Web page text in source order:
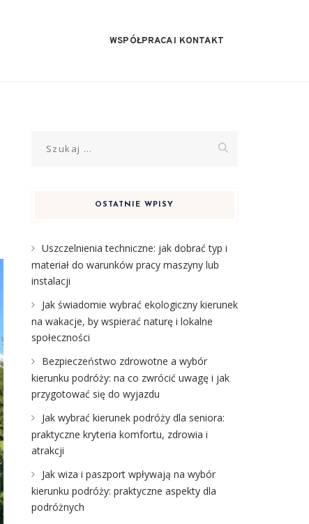
WSPÓŁPRACA I KONTAKT
OSTATNIE WPISY
Uszczelnienia techniczne: jak dobrać typ i
materiał do warunków pracy maszyny lub
instalacji
Jak świadomie wybrać ekologiczny kierunek
na wakacje, by wspierać naturę i lokalne
społeczności
Bezpieczeństwo zdrowotne a wybór
kierunku podróży: na co zwrócić uwagę i jak
przygotować się do wyjazdu
Jak wybrać kierunek podróży dla seniora:
praktyczne kryteria komfortu, zdrowia i
atrakcji
Jak wiza i paszport wpływają na wybór
kierunku podróży: praktyczne aspekty dla
podróżnych